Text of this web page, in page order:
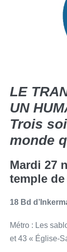
LE
UN
Trois
monde
Mardi 27
temple
18 Bd
Métro : Les
et 43 « Église-